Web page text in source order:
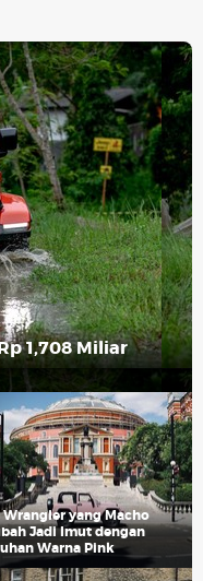
1,708 Miliar
Wrangler yang Macho
Jadi Imut dengan
Warna Pink